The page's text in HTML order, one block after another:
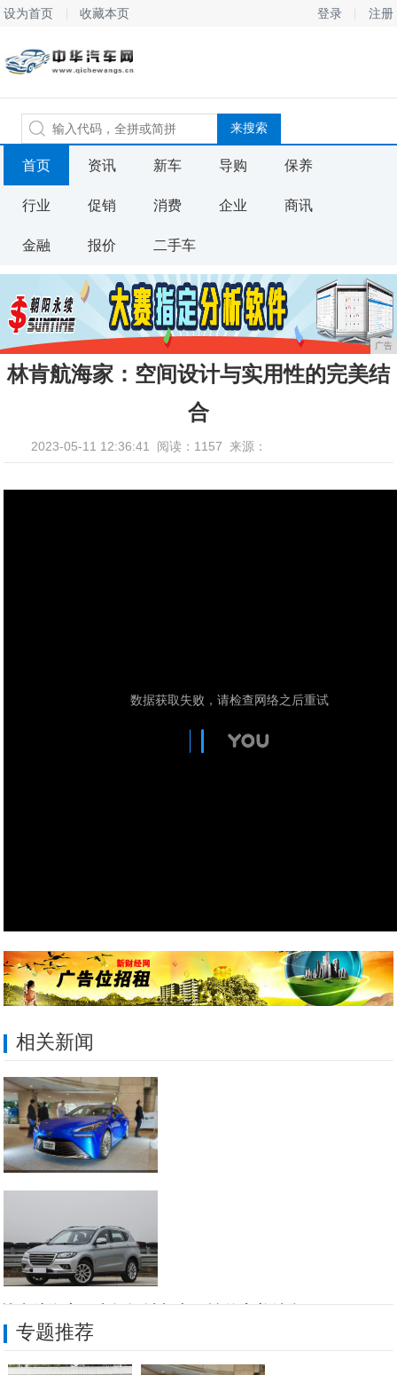
设为首页 收藏本页 登录 注册
首页 资讯 新车 导购 保养
行业 促销 消费 企业 商讯
金融 报价 二手车
广告
林肯航海家：空间设计与实用性的完美结
合
2023-05-11 12:36:41 阅读：1157 来源：
相关新闻
林肯航海家：强大的动力输出
专题推荐